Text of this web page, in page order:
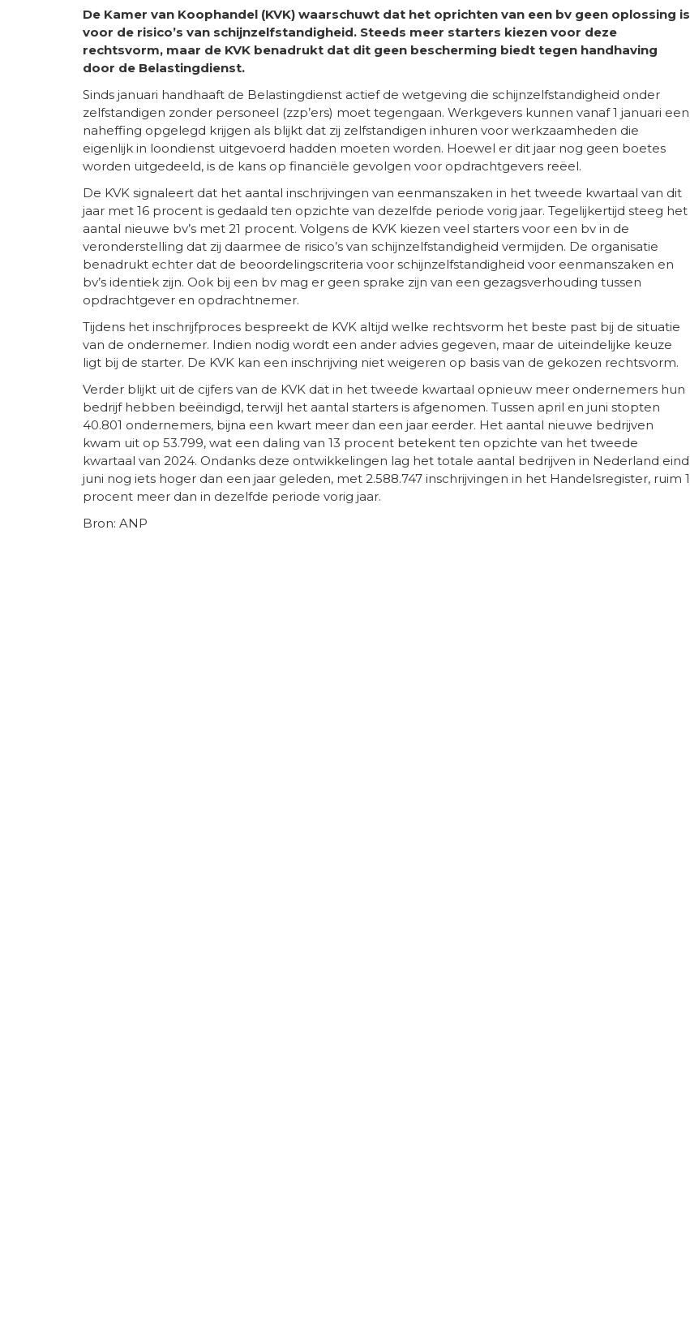
De Kamer van Koophandel (KVK) waarschuwt dat het oprichten van een bv geen oplossing is
voor de risico’s van schijnzelfstandigheid. Steeds meer starters kiezen voor deze
rechtsvorm, maar de KVK benadrukt dat dit geen bescherming biedt tegen handhaving
door de Belastingdienst.
Sinds januari handhaaft de Belastingdienst actief de wetgeving die schijnzelfstandigheid onder
zelfstandigen zonder personeel (zzp’ers) moet tegengaan. Werkgevers kunnen vanaf 1 januari een
naheffing opgelegd krijgen als blijkt dat zij zelfstandigen inhuren voor werkzaamheden die
eigenlijk in loondienst uitgevoerd hadden moeten worden. Hoewel er dit jaar nog geen boetes
worden uitgedeeld, is de kans op financiële gevolgen voor opdrachtgevers reëel.
De KVK signaleert dat het aantal inschrijvingen van eenmanszaken in het tweede kwartaal van dit
jaar met 16 procent is gedaald ten opzichte van dezelfde periode vorig jaar. Tegelijkertijd steeg het
aantal nieuwe bv’s met 21 procent. Volgens de KVK kiezen veel starters voor een bv in de
veronderstelling dat zij daarmee de risico’s van schijnzelfstandigheid vermijden. De organisatie
benadrukt echter dat de beoordelingscriteria voor schijnzelfstandigheid voor eenmanszaken en
bv’s identiek zijn. Ook bij een bv mag er geen sprake zijn van een gezagsverhouding tussen
opdrachtgever en opdrachtnemer.
Tijdens het inschrijfproces bespreekt de KVK altijd welke rechtsvorm het beste past bij de situatie
van de ondernemer. Indien nodig wordt een ander advies gegeven, maar de uiteindelijke keuze
ligt bij de starter. De KVK kan een inschrijving niet weigeren op basis van de gekozen rechtsvorm.
Verder blijkt uit de cijfers van de KVK dat in het tweede kwartaal opnieuw meer ondernemers hun
bedrijf hebben beëindigd, terwijl het aantal starters is afgenomen. Tussen april en juni stopten
40.801 ondernemers, bijna een kwart meer dan een jaar eerder. Het aantal nieuwe bedrijven
kwam uit op 53.799, wat een daling van 13 procent betekent ten opzichte van het tweede
kwartaal van 2024. Ondanks deze ontwikkelingen lag het totale aantal bedrijven in Nederland eind
juni nog iets hoger dan een jaar geleden, met 2.588.747 inschrijvingen in het Handelsregister, ruim 1
procent meer dan in dezelfde periode vorig jaar.
Bron: ANP